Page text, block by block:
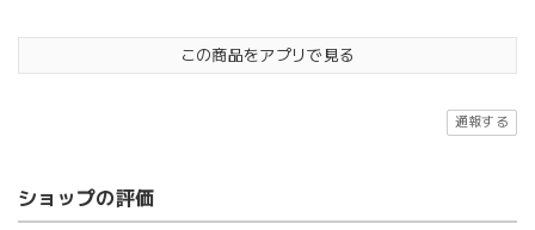
この商品をアプリで見る
通報する
ショップの評価